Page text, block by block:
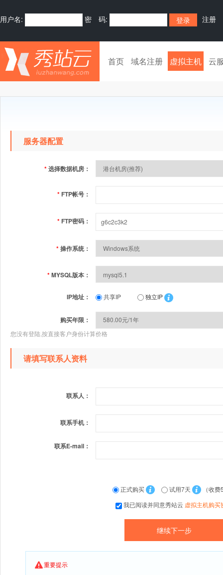
用户名: 密 码: 注册
首页 域名注册 虚拟主机 云
服务器配置
*选择数据机房：
* FTP帐号：
* FTP密码：
*操作系统：
*MYSQL版本：
IP地址： 共享IP 独立IP
购买年限：
您没有登陆,按直接客户身份计算价格
请填写联系人资料
联系人：
联系手机：
联系E-mail：
正式购买 试用7天
（收费
我已阅读并同意秀站云 虚拟主机购买
重要提示